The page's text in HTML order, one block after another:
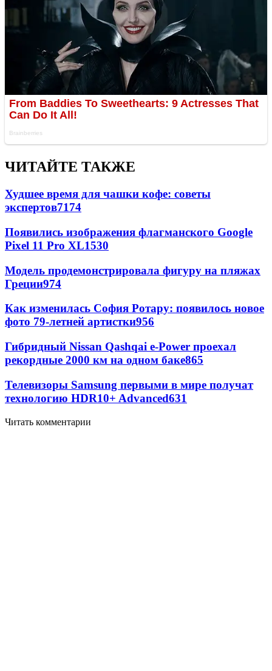
ЧИТАЙТЕ ТАКЖЕ
Худшее время для чашки кофе: советы
экспертов7174
Появились изображения флагманского Google
Pixel 11 Pro XL1530
Модель продемонстрировала фигуру на пляжах
Греции974
Как изменилась София Ротару: появилось новое
фото 79-летней артистки956
Гибридный Nissan Qashqai e-Power проехал
рекордные 2000 км на одном баке865
Телевизоры Samsung первыми в мире получат
технологию HDR10+ Advanced631
Читать комментарии